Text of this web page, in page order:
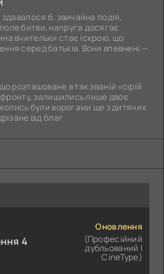
б, звичайна подія,
битви, напруга досягає
вчительки стає іскрою, що
серед батьків. Вони впевнені —
розташоване в так званій «сірій
фронту, залишились лише двоє
були ворогами ще з дитячих
від благ
4
Оновлення
(Професійний
дубльований |
CineType)